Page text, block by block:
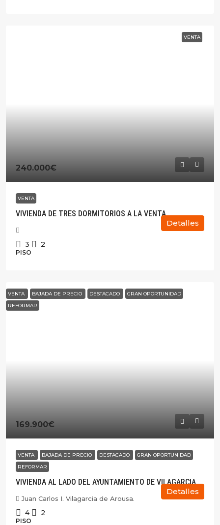
VENTA
240.000€
VENTA
VIVIENDA DE TRES DORMITORIOS A LA VENTA
3 2
PISO
Detalles
VENTA BAJADA DE PRECIO DESTACADO
GRAN OPORTUNIDAD
REFORMAR
169.900€
VENTA BAJADA DE PRECIO DESTACADO
GRAN OPORTUNIDAD
REFORMAR
VIVIENDA AL LADO DEL AYUNTAMIENTO DE VILAGARCIA
Juan Carlos I. Vilagarcia de Arousa.
4 2
PISO
Detalles